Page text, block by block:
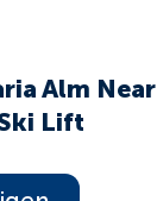
Alm Near
Lift